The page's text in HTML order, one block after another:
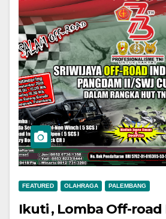
FEATURED OLAHRAGA PALEMBANG
Ikuti , Lomba Off-